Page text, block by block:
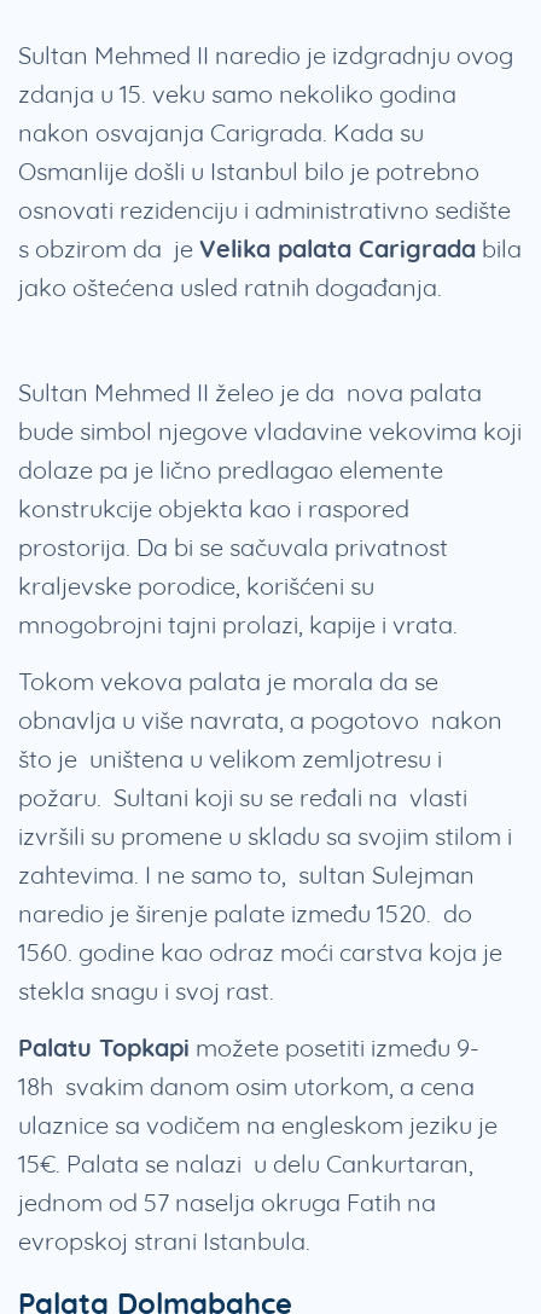
Sultan Mehmed II naredio je izdgradnju ovog
zdanja u 15. veku samo nekoliko godina
nakon osvajanja Carigrada. Kada su
Osmanlije došli u Istanbul bilo je potrebno
osnovati rezidenciju i administrativno sedište
s obzirom da je Velika palata Carigrada bila
jako oštećena usled ratnih događanja.
Sultan Mehmed II želeo je da nova palata
bude simbol njegove vladavine vekovima koji
dolaze pa je lično predlagao elemente
konstrukcije objekta kao i raspored
prostorija. Da bi se sačuvala privatnost
kraljevske porodice, korišćeni su
mnogobrojni tajni prolazi, kapije i vrata.
Tokom vekova palata je morala da se
obnavlja u više navrata, a pogotovo nakon
što je uništena u velikom zemljotresu i
požaru. Sultani koji su se ređali na vlasti
izvršili su promene u skladu sa svojim stilom i
zahtevima. I ne samo to, sultan Sulejman
naredio je širenje palate između 1520. do
1560. godine kao odraz moći carstva koja je
stekla snagu i svoj rast.
Palatu Topkapi možete posetiti između 9-
18h svakim danom osim utorkom, a cena
ulaznice sa vodičem na engleskom jeziku je
15€. Palata se nalazi u delu Cankurtaran,
jednom od 57 naselja okruga Fatih na
evropskoj strani Istanbula.
Palata Dolmabahce